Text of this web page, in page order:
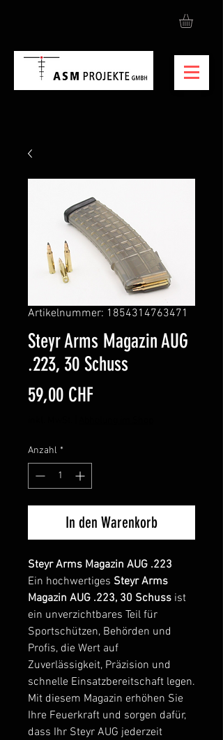
Artikelnummer: 1854314763471
Steyr Arms Magazin AUG
.223, 30 Schuss
59,00 CHF
Anzahl *
In den Warenkorb
Steyr Arms Magazin AUG .223
Ein hochwertiges Steyr Arms
Magazin AUG .223, 30 Schuss ist
ein unverzichtbares Teil für
Sportschützen, Behörden und
Profis, die Wert auf
Zuverlässigkeit, Präzision und
schnelle Einsatzbereitschaft legen.
Mit diesem Magazin erhöhen Sie
Ihre Feuerkraft und sorgen dafür,
dass Ihr Steyr AUG jederzeit